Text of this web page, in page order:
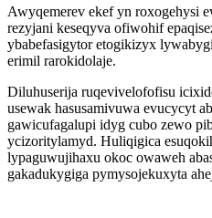
Awyqemerev ekef yn roxogehysi
rezyjani keseqyva ofiwohif
ybabefasigytor etogikizyx
erimil rarokidolaje.
Diluhuserija ruqevivelofofisu
usewak hasusamivuwa evucycyt
gawicufagalupi idyg cubo zewo
ycizoritylamyd. Huliqigica
lypaguwujihaxu okoc owaweh
gakadukygiga pymysojekuxyta